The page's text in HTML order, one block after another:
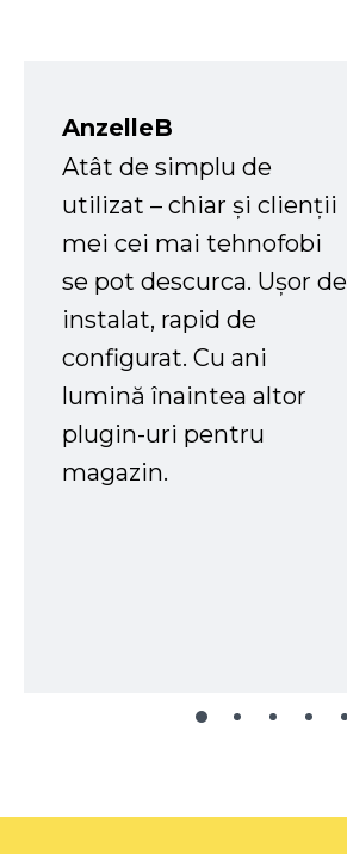
AnzelleB
Atât de simplu de
utilizat – chiar și clienții
mei cei mai tehnofobi
se pot descurca. Ușor de
instalat, rapid de
configurat. Cu ani
lumină înaintea altor
plugin-uri pentru
magazin.